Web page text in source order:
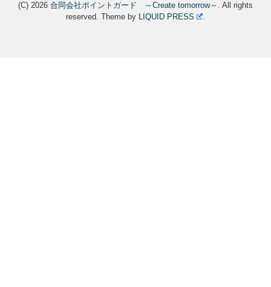
(C) 2026 合同会社ポイントガード ～Create tomorrow～ . All rights
reserved.Theme by LIQUID PRESS .